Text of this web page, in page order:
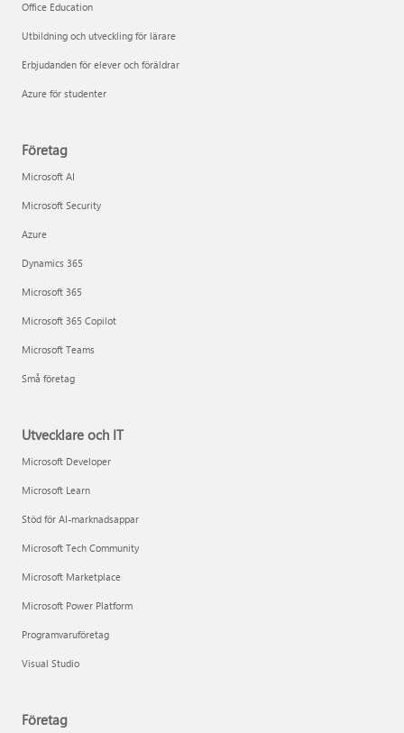
Office Education
Utbildning och utveckling för lärare
Erbjudanden för elever och föräldrar
Azure för studenter
Företag
Microsoft AI
Microsoft Security
Azure
Dynamics 365
Microsoft 365
Microsoft 365 Copilot
Microsoft Teams
Små företag
Utvecklare och IT
Microsoft Developer
Microsoft Learn
Stöd för AI-marknadsappar
Microsoft Tech Community
Microsoft Marketplace
Microsoft Power Platform
Programvaruföretag
Visual Studio
Företag